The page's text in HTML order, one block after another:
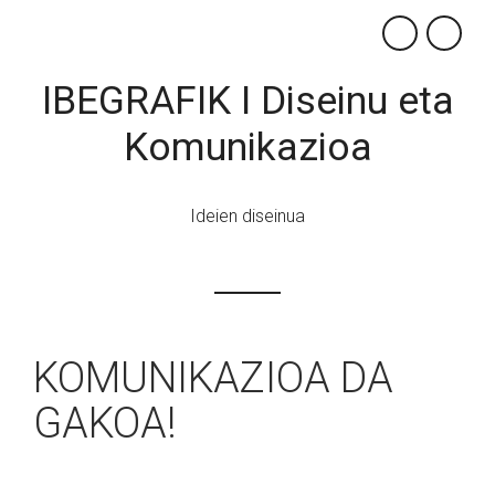
×
IBEGRAFIK I Diseinu eta
Komunikazioa
Ideien diseinua
KOMUNIKAZIOA DA
GAKOA!